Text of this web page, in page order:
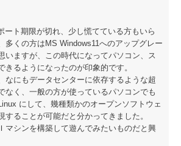
ート期限が切れ、少し慌てている方もいら
多くの方はMS Windows11へのアップグレー
いますが、この時代になってパソコン、ス
きるようになったのが印象的です。
なにもデータセンターに依存するような超
なく、一般の方が使っているパソコンでも
にして、幾種類かのオープンソフトウェ
することが可能だと分かってきました。
マシンを構築して遊んでみたいものだと興